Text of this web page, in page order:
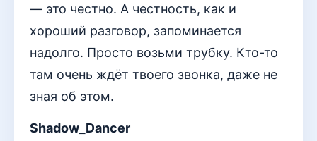
— это честно. А честность, как и
хороший разговор, запоминается
надолго. Просто возьми трубку. Кто-то
там очень ждёт твоего звонка, даже не
зная об этом.
Shadow_Dancer